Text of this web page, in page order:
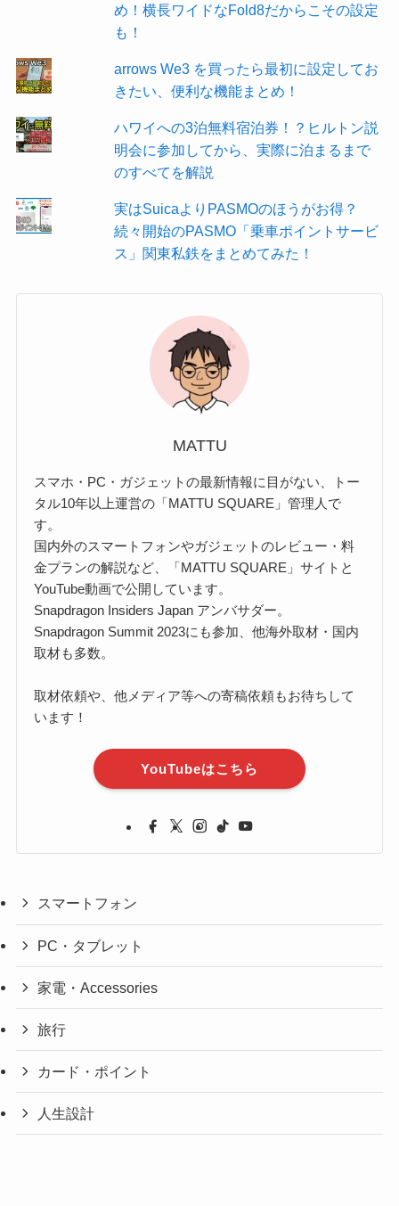
め！横長ワイドなFold8だからこその設定
も！
arrows We3 を買ったら最初に設定してお
きたい、便利な機能まとめ！
ハワイへの3泊無料宿泊券！？ヒルトン説
明会に参加してから、実際に泊まるまで
のすべてを解説
実はSuicaよりPASMOのほうがお得？
続々開始のPASMO「乗車ポイントサービ
ス」関東私鉄をまとめてみた！
MATTU
スマホ・PC・ガジェットの最新情報に目がない、トー
タル10年以上運営の「MATTU SQUARE」管理人で
す。
国内外のスマートフォンやガジェットのレビュー・料
金プランの解説など、「MATTU SQUARE」サイトと
YouTube動画で公開しています。
Snapdragon Insiders Japan アンバサダー。
Snapdragon Summit 2023にも参加、他海外取材・国内
取材も多数。
取材依頼や、他メディア等への寄稿依頼もお待ちして
います！
YouTubeはこちら
スマートフォン
PC・タブレット
家電・Accessories
旅行
カード・ポイント
人生設計